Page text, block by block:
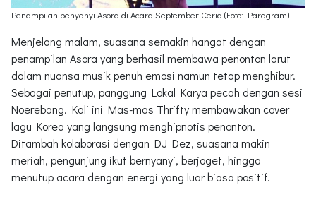
Penampilan penyanyi Asora di Acara September Ceria (Foto: Paragram)
Menjelang malam, suasana semakin hangat dengan
penampilan Asora yang berhasil membawa penonton larut
dalam nuansa musik penuh emosi namun tetap menghibur.
Sebagai penutup, panggung Lokal Karya pecah dengan sesi
Noerebang. Kali ini Mas-mas Thrifty membawakan cover
lagu Korea yang langsung menghipnotis penonton.
Ditambah kolaborasi dengan DJ Dez, suasana makin
meriah, pengunjung ikut bernyanyi, berjoget, hingga
menutup acara dengan energi yang luar biasa positif.